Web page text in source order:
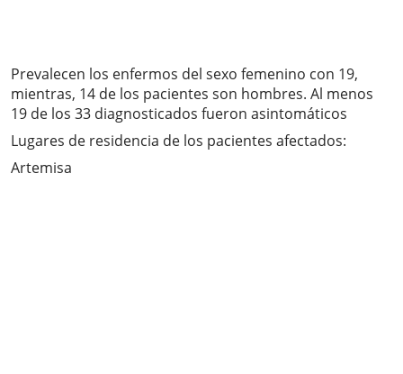
Prevalecen los enfermos del sexo femenino con 19,
mientras, 14 de los pacientes son hombres. Al menos
19 de los 33 diagnosticados fueron asintomáticos
Lugares de residencia de los pacientes afectados:
Artemisa